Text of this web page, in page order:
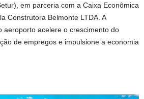
em parceria com a Caixa Econômica
Construtora Belmonte LTDA. A
aeroporto acelere o crescimento do
de empregos e impulsione a economia